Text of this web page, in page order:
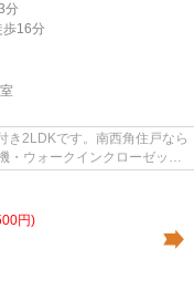
分
歩16分
き2LDKです。南西角住戸なら
・ウォークインクローゼット
円)